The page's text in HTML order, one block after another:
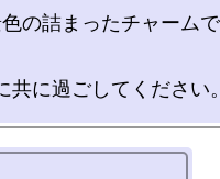
の詰まったチャーム